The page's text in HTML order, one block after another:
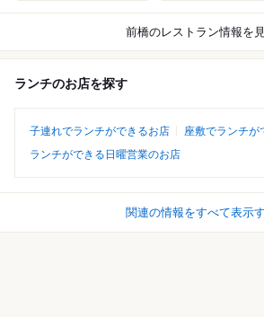
前橋のレストラン情報を
ランチのお店を探す
子連れでランチができるお店
座敷でランチが
ランチができる日曜営業のお店
関連の情報をすべて表示